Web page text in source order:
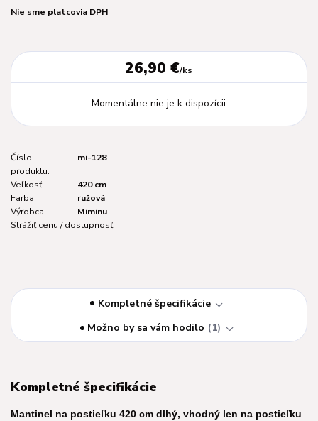
Nie sme platcovia DPH
26,90 €/ks
Momentálne nie je k dispozícii
Číslo
produktu:
mi-128
Veľkosť:
420 cm
Farba:
ružová
Výrobca:
Miminu
Strážiť cenu / dostupnosť
Kompletné špecifikácie
Možno by sa vám hodilo
1
Kompletné špecifikácie
Mantinel na postieľku 420 cm dlhý, vhodný len na postieľku